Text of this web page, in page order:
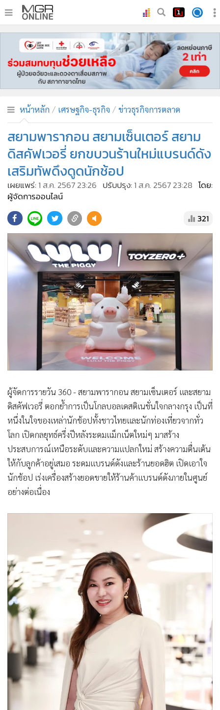
หน้าหลัก
ทันเหตุการณ์
• ภาคใต้
• บันเทิง
• คอลัมนิสต์
• ละคร
• CbizReview
• Cyber BIZ
• Good health & Well-being
• Green Innovation & SD
• Management & HR
MGR Live
• Infographic
การเมือง
ท่องเที่ยว
Special Scoop
• เศรษฐกิจ-ธุรกิจ
• จีน
• ชุมชน-คุณภาพชีวิต
• อาชญากรรม
• Motoring
• เกม
• วิทยาศาสตร์
• SMEs
• หุ้น
• Factcheck
• ญี่ปุ่น
• News1
• Gotomanager
หน้าหลัก เศรษฐกิจ-ธุรกิจ ข่าวธุรกิจการตลาด
สยามพารากอน สยามเซ็นเตอร์ สยาม
ดิสคัฟเวอรี่ ยกขบวนร้านใหม่แบรนด์ดัง
เสริมทัพดึงดูดนักช้อป
เผยแพร่: 1 ส.ค. 2567 23:26 ปรับปรุง: 1 ส.ค. 2567 23:28 โดย:
ผู้จัดการออนไลน์
321
ผู้จัดการรายวัน 360 - สยามพารากอน สยามเซ็นเตอร์ และสยาม
ดิสคัฟเวอรี่ ตอกย้ำการเป็นโกลบอลเดสติเนชั่นใจกลางกรุง เป็นที่
หนึ่งในใจของเหล่านักช้อปทั้งชาวไทยและนักท่องเที่ยวจากทั่ว
โลก เปิดกลยุทธ์ครึ่งปีหลังระดมแม็กเน็ตใหม่ๆ มาสร้าง
ประสบการณ์เหนือระดับและความแปลกใหม่ สร้างความตื่นเต้น
ให้กับลูกค้าอยู่เสมอ ระดมแบรนด์ดังและร้านยอดฮิต เปิดเอาใจ
นักช้อป เร่งเครื่องสร้างยอดขายให้ร้านค้าแบรนด์ดังภายในศูนย์
อย่างต่อเนื่อง